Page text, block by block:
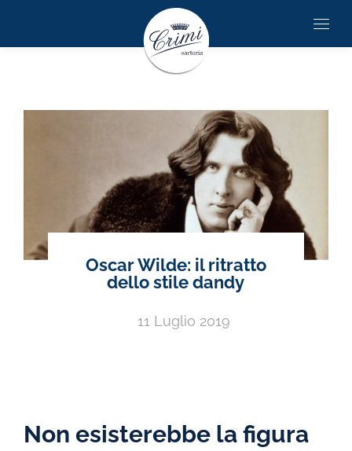
Oscar Wilde: il ritratto
dello stile dandy
11 Luglio 2019
Non esisterebbe la figura